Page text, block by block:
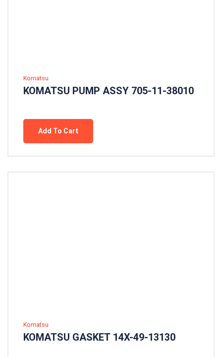
Komatsu
KOMATSU PUMP ASSY 705-11-38010
Add To Cart
Komatsu
KOMATSU GASKET 14X-49-13130